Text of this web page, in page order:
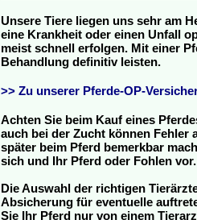
Unsere Tiere liegen uns sehr am
eine Krankheit oder einen Unfall
meist schnell erfolgen. Mit einer
Behandlung definitiv leisten.
>> Zu unserer Pferde-OP-
Achten Sie beim Kauf eines
auch bei der Zucht können Fehler
später beim Pferd bemerkbar
sich und Ihr Pferd oder Fohlen vor.
Die Auswahl der richtigen
Absicherung für eventuelle
Sie Ihr Pferd nur von einem